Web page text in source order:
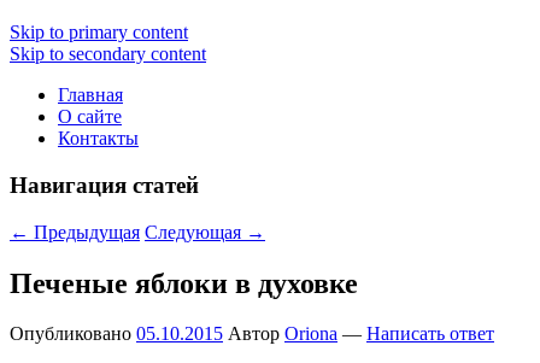
Skip to primary content
Skip to secondary content
Главная
О сайте
Контакты
Навигация статей
← Предыдущая Следующая →
Печеные яблоки в духовке
Опубликовано 05.10.2015 Автор Oriona — Написать ответ